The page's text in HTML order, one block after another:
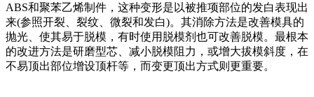
ABS和聚苯乙烯制件，这种变形是以被推项部位的发白表现出
来(参照开裂、裂纹、微裂和发白)。其消除方法是改善模具的
抛光、使其易于脱模，有时使用脱模剂也可改善脱模。最根本
的改进方法是研磨型芯、减小脱模阻力，或增大拔模斜度，在
不易顶出部位增设顶杆等，而变更顶出方式则更重要。